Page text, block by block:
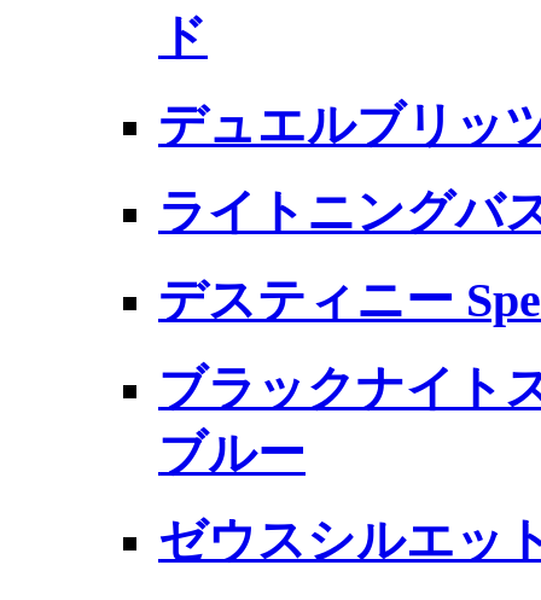
ド
デュエルブリッ
ライトニングバ
デスティニー
ブラックナイト
ブルー
ゼウスシルエッ